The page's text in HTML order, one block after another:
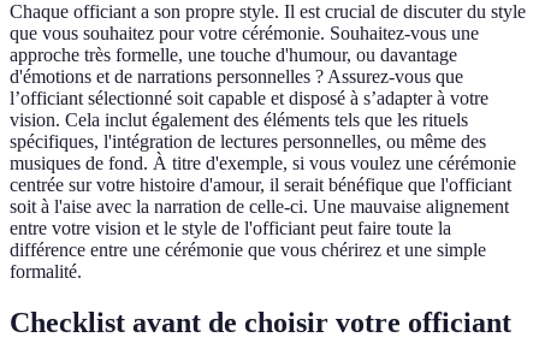
Chaque officiant a son propre style. Il est crucial de discuter du style
que vous souhaitez pour votre cérémonie. Souhaitez-vous une
approche très formelle, une touche d'humour, ou davantage
d'émotions et de narrations personnelles ? Assurez-vous que
l’officiant sélectionné soit capable et disposé à s’adapter à votre
vision. Cela inclut également des éléments tels que les rituels
spécifiques, l'intégration de lectures personnelles, ou même des
musiques de fond. À titre d'exemple, si vous voulez une cérémonie
centrée sur votre histoire d'amour, il serait bénéfique que l'officiant
soit à l'aise avec la narration de celle-ci. Une mauvaise alignement
entre votre vision et le style de l'officiant peut faire toute la
différence entre une cérémonie que vous chérirez et une simple
formalité.
Checklist avant de choisir votre officiant